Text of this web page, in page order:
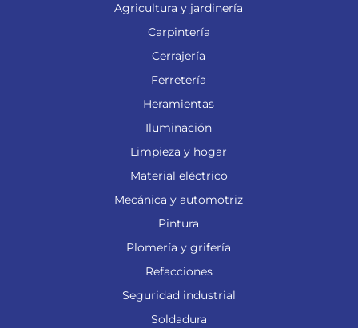
Agricultura y jardinería
Carpintería
Cerrajería
Ferretería
Heramientas
Iluminación
Limpieza y hogar
Material eléctrico
Mecánica y automotriz
Pintura
Plomería y grifería
Refacciones
Seguridad industrial
Soldadura